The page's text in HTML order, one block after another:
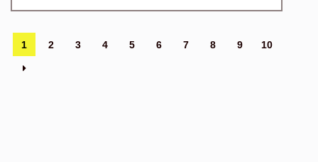
1 2 3 4 5 6 7 8 9 10